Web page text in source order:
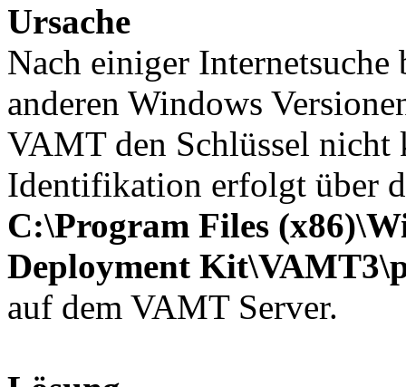
Ursache
Nach einiger
anderen Windows
VAMT den Schlüssel
Identifikation erfolgt über
C:\Program Files
Deployment
auf dem VAMT Server.